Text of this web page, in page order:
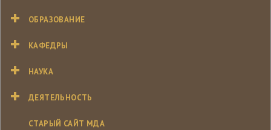
ОБРАЗОВАНИЕ
КАФЕДРЫ
НАУКА
ДЕЯТЕЛЬНОСТЬ
СТАРЫЙ САЙТ МДА